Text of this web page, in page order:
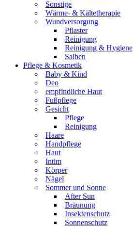
Sonstige
Wärme- & Kältetherapie
Wundversorgung
Pflaster
Reinigung
Reinigung & Hygiene
Salben
Pflege & Kosmetik
Baby & Kind
Deo
empfindliche Haut
Fußpflege
Gesicht
Pflege
Reinigung
Haare
Handpflege
Haut
Intim
Körper
Nägel
Sommer und Sonne
After Sun
Bräunung
Insektenschutz
Sonnenschutz